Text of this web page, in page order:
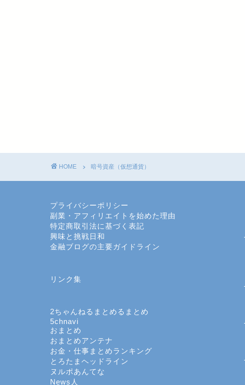
HOME 暗号資産（仮想通貨）
プライバシーポリシー
副業・アフィリエイトを始めた理由
特定商取引法に基づく表記
興味と挑戦日和
金融ブログの主要ガイドライン
リンク集
2ちゃんねるまとめるまとめ
5chnavi
おまとめ
おまとめアンテナ
お金・仕事まとめランキング
とろたまヘッドライン
ヌルポあんてな
News人